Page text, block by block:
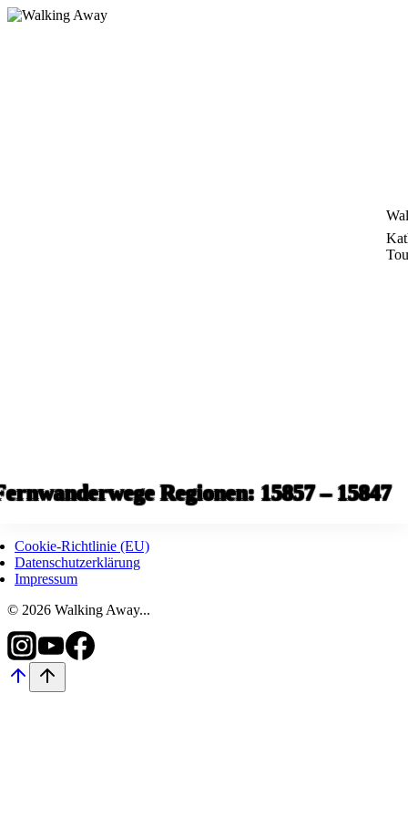
Zum
Regionen: 15857 – 15847
Cookie-Richtlinie (EU)
Datenschutzerklärung
Impressum
© 2026 Walking Away...